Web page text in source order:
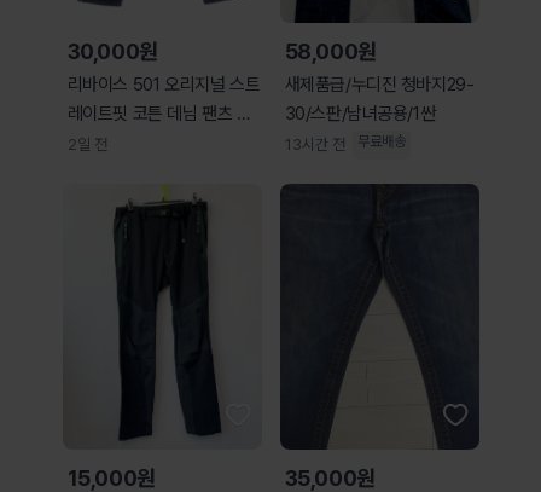
30,000원
리바이스 501 오리지널 스트
레이트핏 코튼 데님 팬츠 W
29 L30
2일 전
58,000원
새제품급/누디진 청바지29-
30/스판/남녀공용/1싼
13시간 전 무료배송
15,000원 35,000원